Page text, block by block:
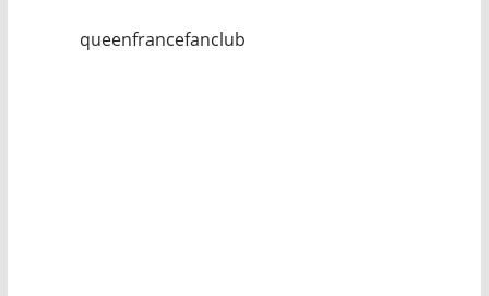
queenfrancefanclub